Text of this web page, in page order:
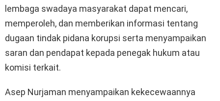
lembaga swadaya masyarakat dapat mencari,
memperoleh, dan memberikan informasi tentang
dugaan tindak pidana korupsi serta menyampaikan
saran dan pendapat kepada penegak hukum atau
komisi terkait.
Asep Nurjaman menyampaikan kekecewaannya